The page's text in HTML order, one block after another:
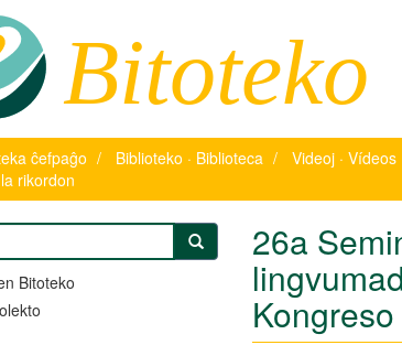
Bitoteko
ĉefpaĝo Biblioteko · Biblioteca
Videoj · Vídeos
rikordon
Bitoteko
26a
Kongreso